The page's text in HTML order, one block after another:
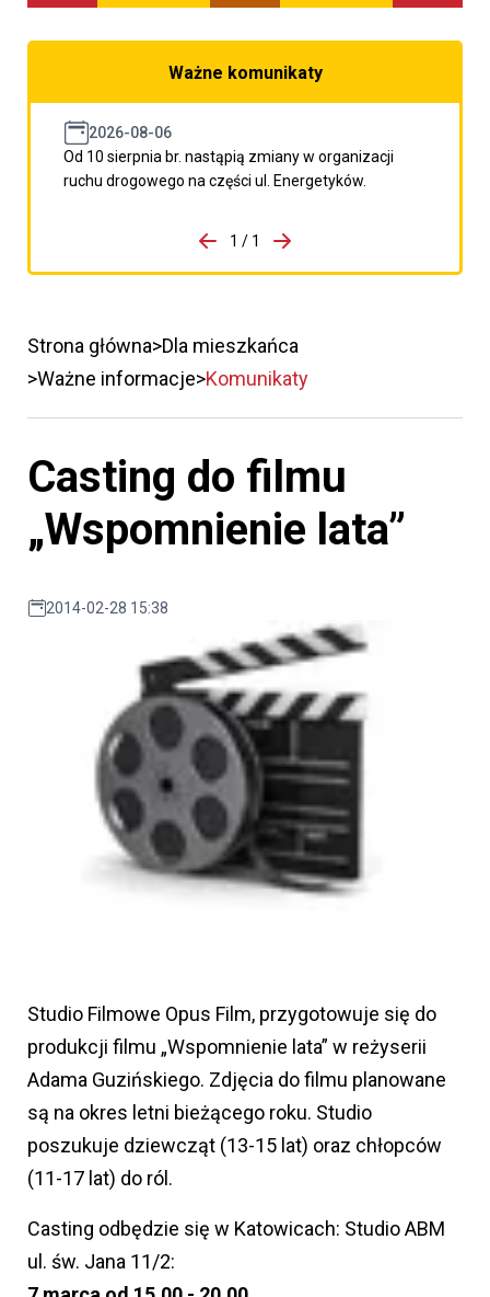
Ważne komunikaty
2026-08-06
Od 10 sierpnia br. nastąpią zmiany w organizacji
ruchu drogowego na części ul. Energetyków.
porzpedniego komunikatu
1 / 1
Przejdź do następnego
Strona główna Dla mieszkańca
Ważne informacje Komunikaty
Casting do filmu
„Wspomnienie lata”
2014-02-28 15:38
Studio Filmowe Opus Film, przygotowuje się do
produkcji filmu „Wspomnienie lata” w reżyserii
Adama Guzińskiego. Zdjęcia do filmu planowane
są na okres letni bieżącego roku. Studio
poszukuje dziewcząt (13-15 lat) oraz chłopców
(11-17 lat) do ról.
Casting odbędzie się w Katowicach: Studio ABM
ul. św. Jana 11/2: